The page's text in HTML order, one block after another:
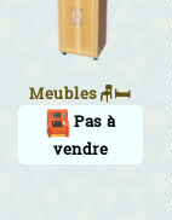
Meubles🪑🛏
Pas à
vendre